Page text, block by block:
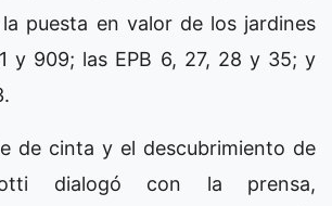
puesta en valor de los jardines
y 909; las EPB 6, 27, 28 y 35; y
de cinta y el descubrimiento de
dialogó con la prensa,